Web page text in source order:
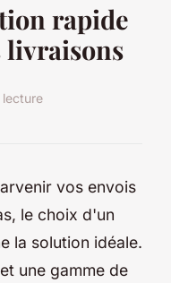
rapide
livraisons
lecture
vos envois
le choix d'un
la solution idéale.
une gamme de